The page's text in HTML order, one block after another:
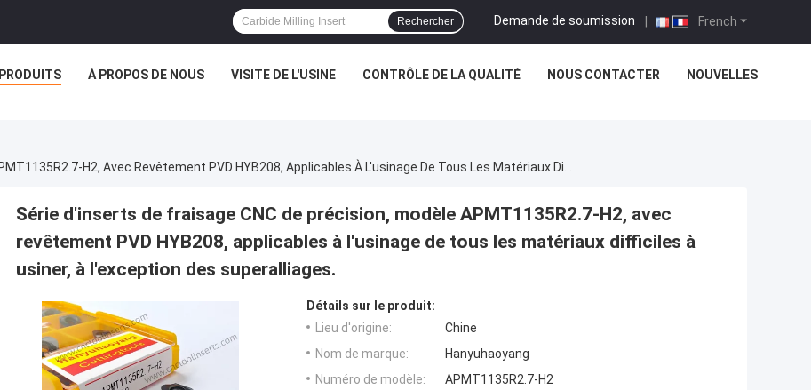
French
Demande de soumission |
Rechercher
PRODUITS À PROPOS DE NOUS VISITE DE L'USINE CONTRÔLE DE LA QUALITÉ NOUS CONTACTER NOUVELLES
Série d'inserts de fraisage CNC de précision, modèle APMT1135R2.7-H2, avec
revêtement PVD HYB208, applicables à l'usinage de tous les matériaux difficiles à
usiner, à l'exception des superalliages.
Détails sur le produit:
Lieu d'origine:
Chine
Nom de marque:
Hanyuhaoyang
Numéro de modèle:
APMT1135R2.7-H2